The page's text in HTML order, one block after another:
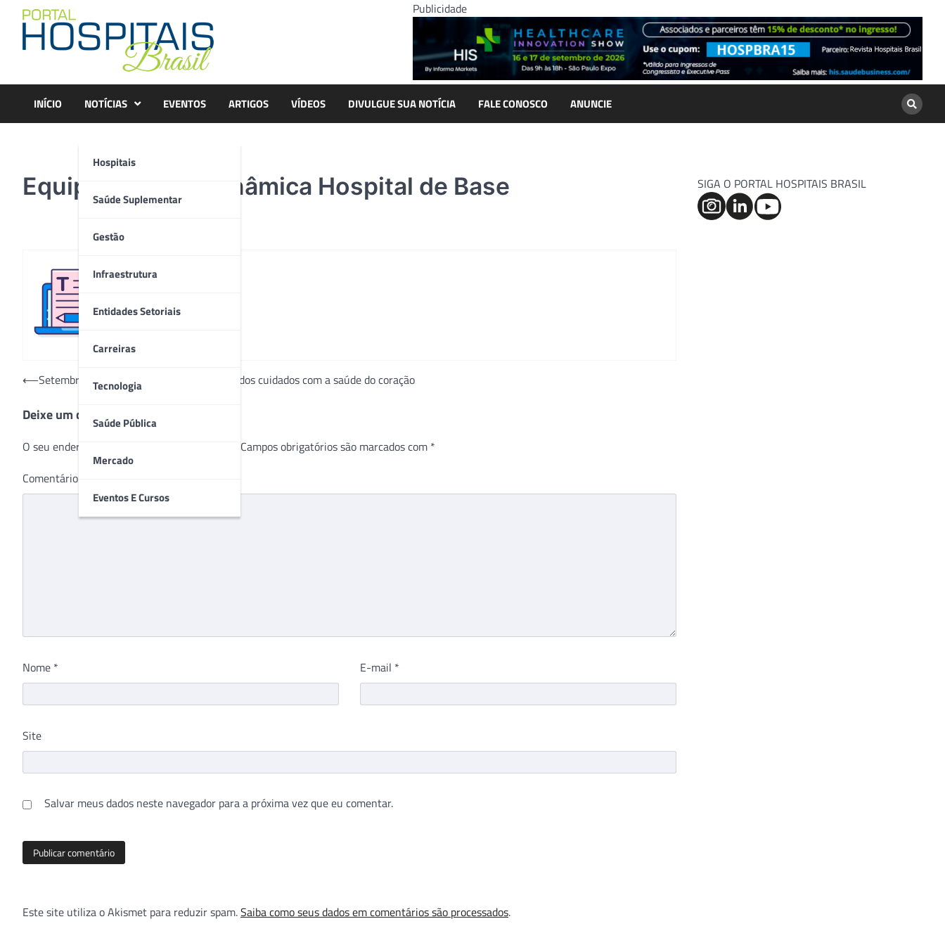
content
Publicidade
INÍCIO NOTÍCIAS
Hospitais
Saúde Suplementar
Gestão
Infraestrutura
Entidades Setoriais
Carreiras
Tecnologia
Saúde Pública
Mercado
Eventos E Cursos
EVENTOS ARTIGOS VÍDEOS DIVULGUE SUA NOTÍCIA FALE CONOSCO ANUNCIE
Equipe da Hemodinâmica Hospital de Base
Navegação
Post
⟵Setembro Vermelho aborda a importância dos cuidados com a saúde do coração
Deixe um comentário
O seu endereço de e-mail não será publicado. Campos obrigatórios são marcados com *
Comentário
Nome * E-mail *
Site
Salvar meus dados neste navegador para a próxima vez que eu comentar.
Este site utiliza o Akismet para reduzir spam.Saiba como seus dados em comentários são processados.
SIGA O PORTAL HOSPITAIS BRASIL